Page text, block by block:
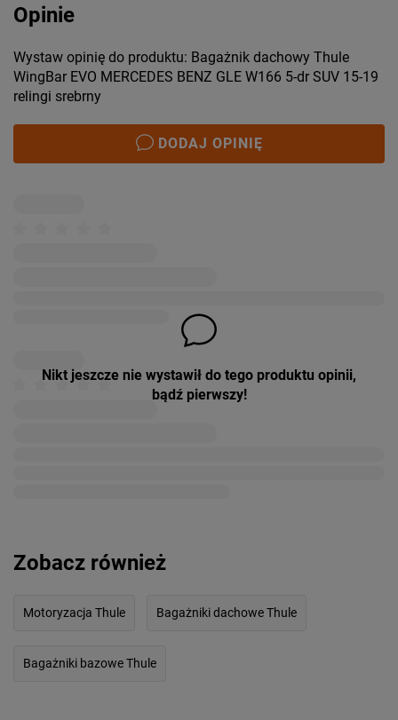
Opinie
Wystaw opinię do produktu: Bagażnik dachowy Thule
WingBar EVO MERCEDES BENZ GLE W166 5-dr SUV 15-19
relingi srebrny
DODAJ OPINIĘ
Nikt jeszcze nie wystawił do tego produktu opinii,
bądź pierwszy!
Zobacz również
Motoryzacja Thule Bagażniki dachowe Thule
Bagażniki bazowe Thule